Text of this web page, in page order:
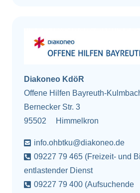
Diakoneo KdöR
Offene Hilfen Bayreuth-
Bernecker Str. 3
95502
Himmelkron
info.ohbtku@diakoneo.de
09227 79 465 (Freizeit- und
entlastender Dienst
09227 79 400 (Aufsuchende